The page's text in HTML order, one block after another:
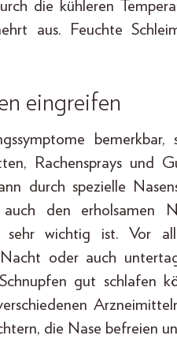
die kühleren
aus. Feuchte
eingreifen
Rachensprays und
durch spezielle
den erholsamen
sehr wichtig ist. Vor
oder auch
gut schlafen
die Nase befreien